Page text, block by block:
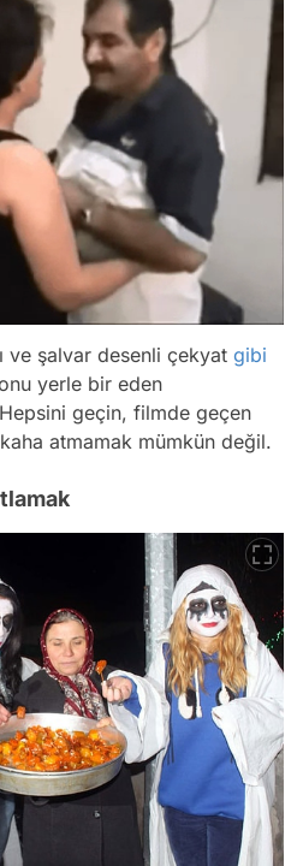
ve şalvar desenli çekyat gibi
yerle bir eden
geçin, filmde geçen
atmamak mümkün değil.